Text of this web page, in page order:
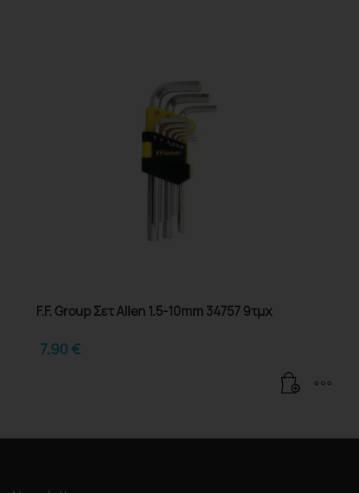
F.F. Group Σετ Allen 1.5-10mm 34757 9τμχ
7.90€